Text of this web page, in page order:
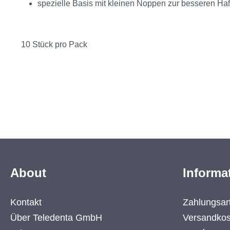
spezielle Basis mit kleinen Noppen zur besseren
10 Stück pro Pack
About
Kontakt
Über Teledenta GmbH